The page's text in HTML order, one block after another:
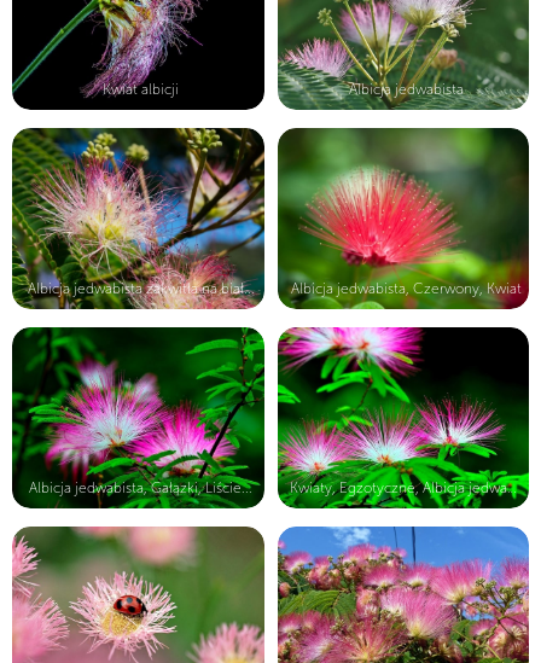
Kwiat albicji Albicja jedwabista
Albicja jedwabista zakwitła na biał... Albicja jedwabista, Czerwony, Kwiat
Albicja jedwabista, Gałązki, Liście... Kwiaty, Egzotyczne, Albicja jedwabi...